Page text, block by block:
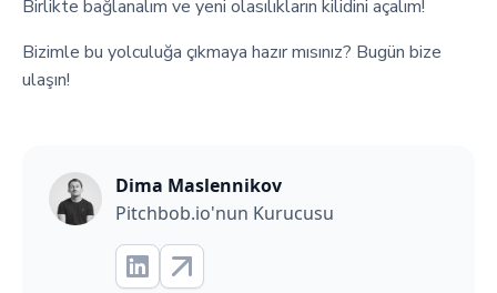
Birlikte bağlanalım ve yeni olasılıkların kilidini açalım!
Bizimle bu yolculuğa çıkmaya hazır mısınız? Bugün bize
ulaşın!
Dima Maslennikov
Pitchbob.io'nun Kurucusu